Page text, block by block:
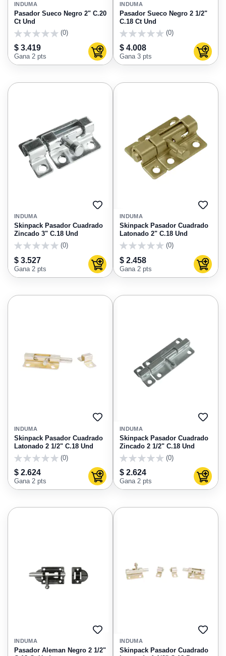
FAVORITOS
INDUMA
Pasador Sueco Negro 2" C.20
Ct Und
(0)
$ 3.419
Gana 2 pts Agregar al carrito
INDUMA
Pasador Sueco Negro 2 1/2"
C.18 Ct Und
(0)
$ 4.008
Gana 3 pts
AGREGAR
FAVORITOS
INDUMA
Skinpack Pasador Cuadrado
Zincado 3" C.18 Und
(0)
$ 3.527
Gana 2 pts Agregar al carrito
INDUMA
Skinpack Pasador Cuadrado
Latonado 2" C.18 Und
(0)
$ 2.458
Gana 2 pts
AGREGAR
FAVORITOS
INDUMA
Skinpack Pasador Cuadrado
Latonado 2 1/2" C.18 Und
(0)
$ 2.624
Gana 2 pts Agregar al carrito
INDUMA
Skinpack Pasador Cuadrado
Zincado 2 1/2" C.18 Und
(0)
$ 2.624
Gana 2 pts
AGREGAR
FAVORITOS
INDUMA
Pasador Aleman Negro 2 1/2"
INDUMA
Skinpack Pasador Cuadrado